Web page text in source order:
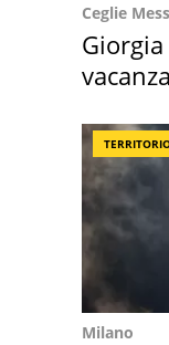
Ceglie
Milano